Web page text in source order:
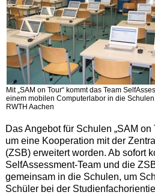
Mit „SAM on Tour“ kommt das Team
einem mobilen Computerlabor in die
RWTH Aachen
Das Angebot für Schulen „SAM on
um eine Kooperation mit der
(ZSB) erweitert worden. Ab sofort
SelfAssessment-Team und die
gemeinsam in die Schulen, um
Schüler bei der